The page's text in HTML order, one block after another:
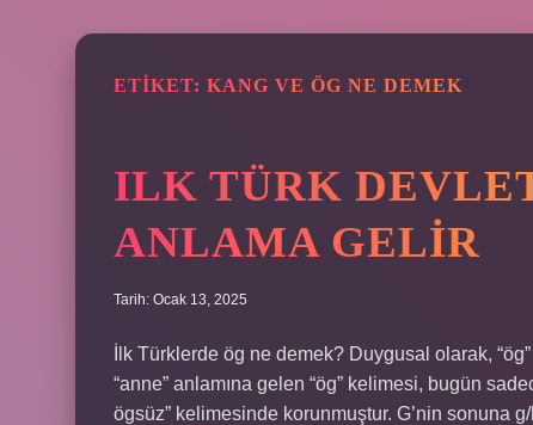
ETIKET: KANG VE ÖG NE DEMEK
ILK TÜRK
ANLAMA GELIR
Tarih: Ocak 13, 2025
İlk Türklerde ög ne demek? Duygusal olarak,
“anne” anlamına gelen “ög” kelimesi, bugün
ögsüz” kelimesinde korunmuştur. G’nin sonuna